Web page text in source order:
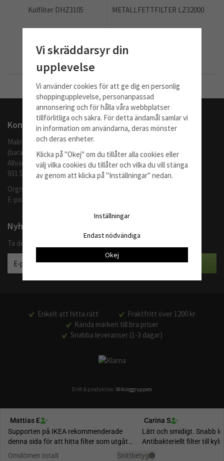
Kolfilter DHZ3105
Info Köp
METALLFETTFILTER LZ32000
Till Kassan
Kontakta oss
Malingo AB
(barafilter.se)
Allvädersgränd 35
931 52 SKELLEFTEÅ
Orgnr: 559062-1370
E-post:
Nyhetsbrev
Ta del av våra bästa erbjudanden och produktnyheter
Enkelt att hitta rätt
Fraktfritt över 1200 kr
Kända märken till bra priser
Snabba leveranser (1-3 dagar)
Drift & produktion: Wikinggruppen
Vi skräddarsyr din
upplevelse
Vi använder cookies för att ge dig en personlig
shoppingupplevelse, personanpassad
annonsering och för hålla våra webbplatser
tillförlitliga och säkra. För detta ändamål samlar vi
in information om användarna, deras mönster
och deras enheter.
Klicka på "Okej" om du tillåter alla cookies eller
välj vilka cookies du tillåter och vilka du vill stänga
av genom att klicka på "Inställningar" nedan.
Inställningar
Endast nödvändiga
Okej